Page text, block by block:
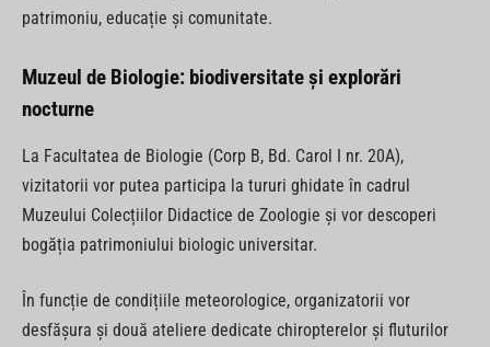
patrimoniu, educație și comunitate.
Muzeul de Biologie: biodiversitate și explorări
nocturne
La Facultatea de Biologie (Corp B, Bd. Carol I nr. 20A),
vizitatorii vor putea participa la tururi ghidate în cadrul
Muzeului Colecțiilor Didactice de Zoologie și vor descoperi
bogăția patrimoniului biologic universitar.
În funcție de condițiile meteorologice, organizatorii vor
desfășura și două ateliere dedicate chiropterelor și fluturilor